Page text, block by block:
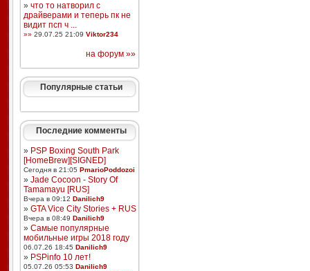
» что то натворил с
драйверами и теперь пк не
видит псп ч ...
»» 29.07.25 21:09 Viktor234
на форум »»
Популярные статьи
Последние комменты
» PSP Boxing South Park
[HomeBrew][SIGNED]
Сегодня в 21:05 PmarioPoddozoi
» Jade Cocoon - Story Of
Tamamayu [RUS]
Вчера в 09:12 Danilich9
» GTA Vice City Stories + RUS
Вчера в 08:49 Danilich9
» Самые популярные
мобильные игры 2018 году
06.07.26 18:45 Danilich9
» PSPinfo 10 лет!
05.07.26 05:53 Danilich9